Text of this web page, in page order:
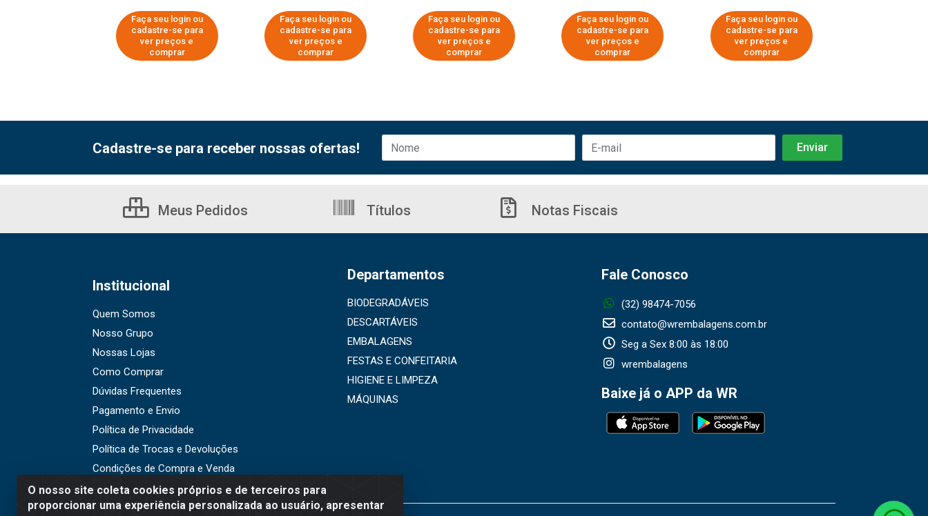
Faça seu login ou
cadastre-se para
ver preços e
comprar
Faça seu login ou
cadastre-se para
ver preços e
comprar
Faça seu login ou
cadastre-se para
ver preços e
comprar
Faça seu login ou
cadastre-se para
ver preços e
comprar
Faça seu login ou
cadastre-se para
ver preços e
comprar
O nosso site coleta cookies próprios e de terceiros para
proporcionar uma experiência personalizada ao usuário, apresentar
Cadastre-se para receber nossas ofertas!
Meus Pedidos Títulos Notas Fiscais
Institucional
Quem Somos
Nosso Grupo
Nossas Lojas
Como Comprar
Dúvidas Frequentes
Pagamento e Envio
Política de Privacidade
Política de Trocas e Devoluções
Condições de Compra e Venda
Departamentos
BIODEGRADÁVEIS
DESCARTÁVEIS
EMBALAGENS
FESTAS E CONFEITARIA
HIGIENE E LIMPEZA
MÁQUINAS
Fale Conosco
(32) 98474-7056
contato@wrembalagens.com.br
Seg a Sex 8:00 às 18:00
wrembalagens
Baixe já o APP da WR